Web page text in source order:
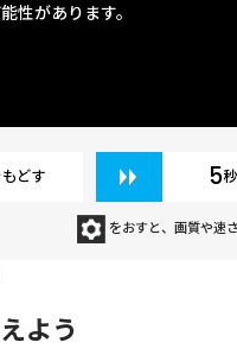
よう
性があります。
どす 5
をおすと、画質や速